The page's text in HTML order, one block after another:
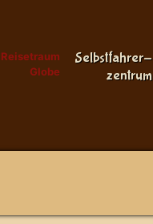
Selbstfahrer-
zentrum